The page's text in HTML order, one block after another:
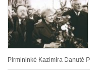
Pirmininkė Kazimira Danutė